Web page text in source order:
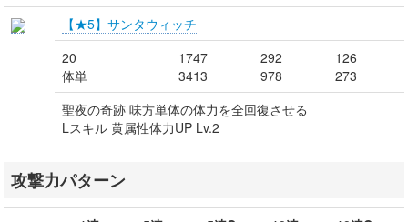
【★5】サンタウィッチ
20
体単
1747
3413
292
978
126
273
聖夜の奇跡 味方単体の体力を全回復させる
Lスキル 黄属性体力UP Lv.2
攻撃力パターン